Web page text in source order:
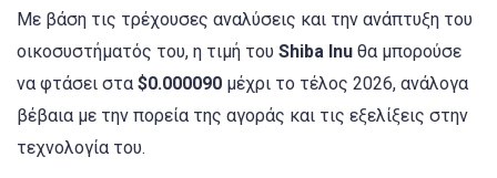
Με βάση τις τρέχουσες αναλύσεις και την ανάπτυξη του
οικοσυστήματός του, η τιμή του Shiba Inu θα μπορούσε
να φτάσει στα $0.000090 μέχρι το τέλος 2026, ανάλογα
βέβαια με την πορεία της αγοράς και τις εξελίξεις στην
τεχνολογία του.